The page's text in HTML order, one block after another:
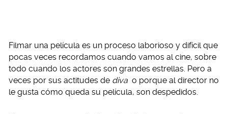
Filmar una película es un proceso laborioso y difícil que
pocas veces recordamos cuando vamos al cine, sobre
todo cuando los actores son grandes estrellas. Pero a
veces por sus actitudes de diva o porque al director no
le gusta cómo queda su película, son despedidos.